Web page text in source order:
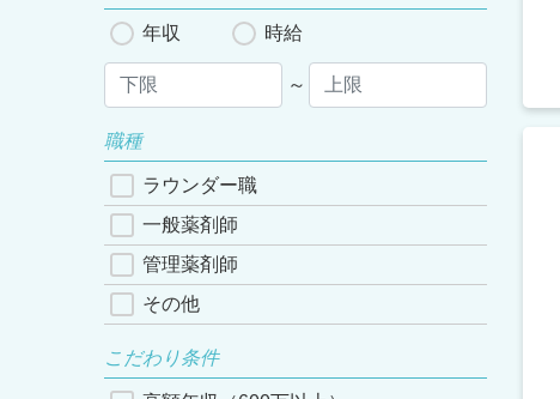
年収 時給
～
職種
ラウンダー職
一般薬剤師
管理薬剤師
その他
こだわり条件